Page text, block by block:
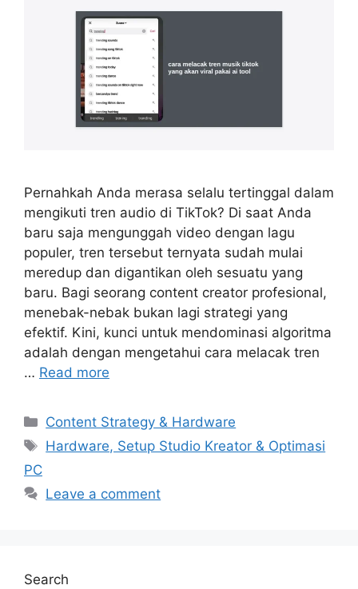
Pernahkah Anda merasa selalu tertinggal dalam
mengikuti tren audio di TikTok? Di saat Anda
baru saja mengunggah video dengan lagu
populer, tren tersebut ternyata sudah mulai
meredup dan digantikan oleh sesuatu yang
baru. Bagi seorang content creator profesional,
menebak-nebak bukan lagi strategi yang
efektif. Kini, kunci untuk mendominasi algoritma
adalah dengan mengetahui cara melacak tren
… Read more
Categories
Content Strategy & Hardware
Tags
Hardware, Setup Studio Kreator & Optimasi
PC
Leave a comment
Search